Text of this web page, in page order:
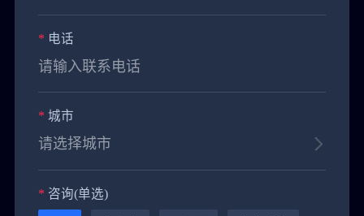
* 电话
* 城市
* 咨询(单选)